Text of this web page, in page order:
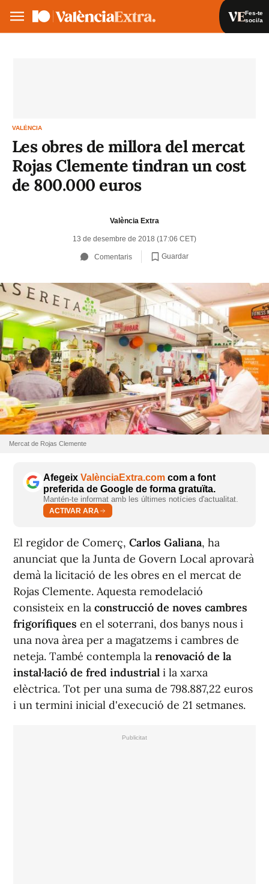
Fes-te
soci/a
VALÈNCIA
Les obres de millora del mercat
Rojas Clemente tindran un cost
de 800.000 euros
València Extra
13 de desembre de 2018 (17:06 CET)
Comentaris Guardar
Mercat de Rojas Clemente
Afegeix ValènciaExtra.com com a font
preferida de Google de forma gratuïta.
Mantén-te informat amb les últimes notícies d'actualitat.
ACTIVAR ARA
El regidor de Comerç, Carlos Galiana, ha
anunciat que la Junta de Govern Local aprovarà
demà la licitació de les obres en el mercat de
Rojas Clemente. Aquesta remodelació
consisteix en la construcció de noves cambres
frigorífiques en el soterrani, dos banys nous i
una nova àrea per a magatzems i cambres de
neteja. També contempla la renovació de la
instal·lació de fred industrial i la xarxa
elèctrica. Tot per una suma de 798.887,22 euros
i un termini inicial d'execució de 21 setmanes.